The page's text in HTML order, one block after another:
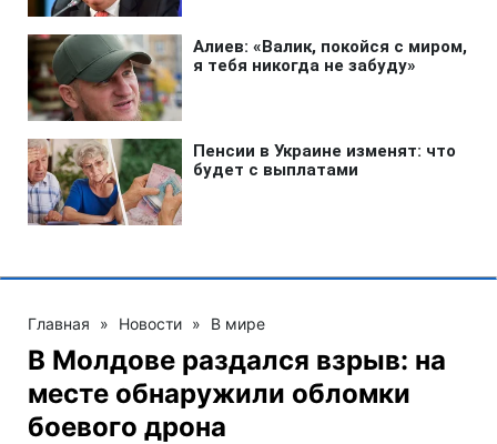
Главная » Новости » В мире
В Молдове раздался взрыв: на
месте обнаружили обломки
боевого дрона